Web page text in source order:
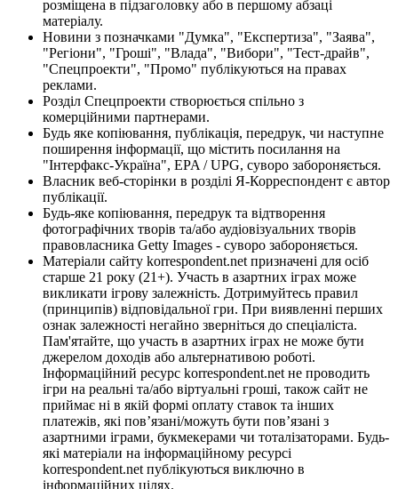
розміщена в підзаголовку або в першому абзаці
матеріалу.
Новини з позначками "Думка", "Експертиза", "Заява",
"Регіони", "Гроші", "Влада", "Вибори", "Тест-драйв",
"Спецпроекти", "Промо" публікуються на правах
реклами.
Розділ Спецпроекти створюється спільно з
комерційними партнерами.
Будь яке копіювання, публікація, передрук, чи наступне
поширення інформації, що містить посилання на
"Інтерфакс-Україна", EPA / UPG, суворо забороняється.
Власник веб-сторінки в розділі Я-Корреспондент є автор
публікації.
Будь-яке копіювання, передрук та відтворення
фотографічних творів та/або аудіовізуальних творів
правовласника Getty Images - суворо забороняється.
Матеріали сайту korrespondent.net призначені для осіб
старше 21 року (21+). Участь в азартних іграх може
викликати ігрову залежність. Дотримуйтесь правил
(принципів) відповідальної гри. При виявленні перших
ознак залежності негайно зверніться до спеціаліста.
Пам'ятайте, що участь в азартних іграх не може бути
джерелом доходів або альтернативою роботі.
Інформаційний ресурс korrespondent.net не проводить
ігри на реальні та/або віртуальні гроші, також сайт не
приймає ні в якій формі оплату ставок та інших
платежів, які пов’язані/можуть бути пов’язані з
азартними іграми, букмекерами чи тоталізаторами. Будь-
які матеріали на інформаційному ресурсі
korrespondent.net публікуються виключно в
інформаційних цілях.